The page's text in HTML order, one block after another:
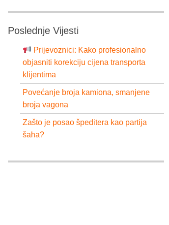
Poslednje Vijesti
Prijevoznici: Kako profesionalno
objasniti korekciju cijena transporta
klijentima
Povećanje broja kamiona, smanjene
broja vagona
Zašto je posao špeditera kao partija
šaha?